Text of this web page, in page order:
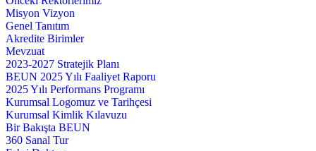
Misyon Vizyon
Genel Tanıtım
Akredite Birimler
Mevzuat
2023-2027 Stratejik Planı
BEUN 2025 Yılı Faaliyet Raporu
2025 Yılı Performans Programı
Kurumsal Logomuz ve Tarihçesi
Kurumsal Kimlik Kılavuzu
Bir Bakışta BEUN
360 Sanal Tur